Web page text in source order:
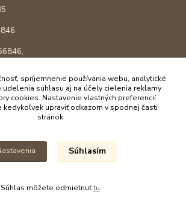
spríjemnenie používania webu, analytické
udelenia súhlasu aj na účely cielenia reklamy
cookies. Nastavenie vlastných preferencií
kedykoľvek upraviť odkazom v spodnej časti
stránok.
Súhlasím
Súhlas môžete odmietnuťtu.